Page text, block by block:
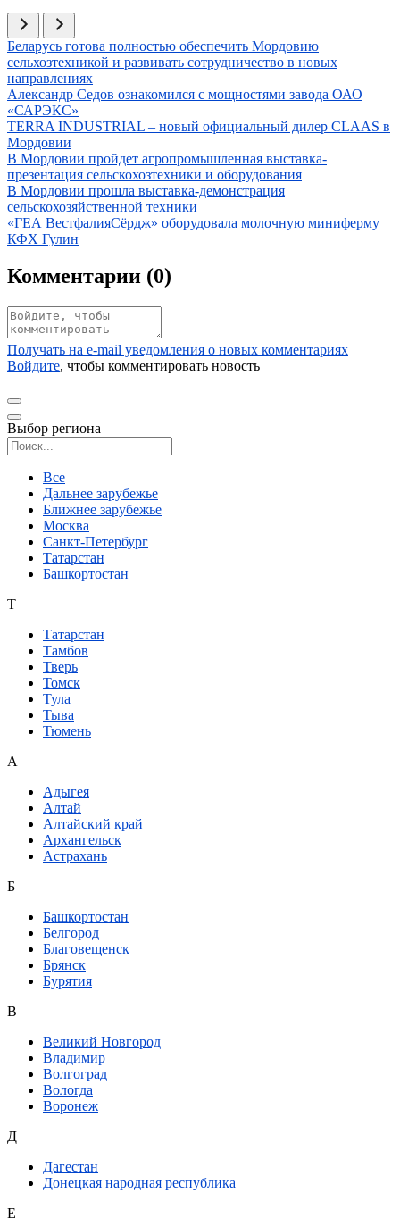
Иллюстрация новости
Беларусь готова полностью обеспечить Мордовию
сельхозтехникой и развивать сотрудничество в новых
направлениях
Иллюстрация новости
Александр Седов ознакомился с мощностями завода ОАО
«САРЭКС»
Иллюстрация новости
TERRA INDUSTRIAL – новый официальный дилер CLAAS в
Мордовии
Иллюстрация новости
В Мордовии пройдет агропромышленная выставка-
презентация сельскохозтехники и оборудования
Иллюстрация новости
В Мордовии прошла выставка-демонстрация
сельскохозяйственной техники
Иллюстрация новости
«ГЕА ВестфалияСёрдж» оборудовала молочную миниферму
КФХ Гулин
Комментарии (0)
Получать на e‑mail уведомления о новых комментариях
Войдите, чтобы комментировать новость
Выбор региона
Все
Дальнее зарубежье
Ближнее зарубежье
Москва
Санкт-Петербург
Татарстан
Башкортостан
Т
Татарстан
Тамбов
Тверь
Томск
Тула
Тыва
Тюмень
А
Адыгея
Алтай
Алтайский край
Архангельск
Астрахань
Б
Башкортостан
Белгород
Благовещенск
Брянск
Бурятия
В
Великий Новгород
Владимир
Волгоград
Вологда
Воронеж
Д
Дагестан
Донецкая народная республика
Е